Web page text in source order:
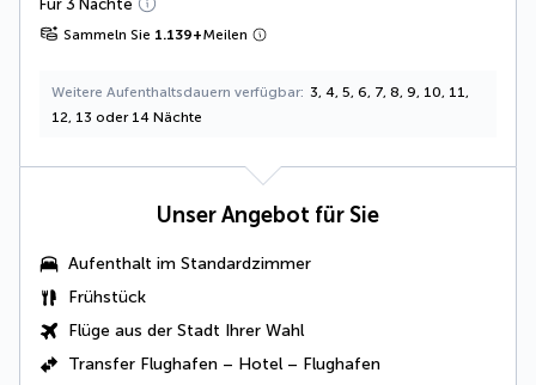
Für 3 Nächte
Sammeln Sie 1.139+Meilen
Weitere Aufenthaltsdauern verfügbar 3, 4, 5, 6, 7, 8, 9, 10, 11,
12, 13 oder 14 Nächte
Unser Angebot für Sie
Aufenthalt im Standardzimmer
Frühstück
Flüge aus der Stadt Ihrer Wahl
Transfer Flughafen – Hotel – Flughafen